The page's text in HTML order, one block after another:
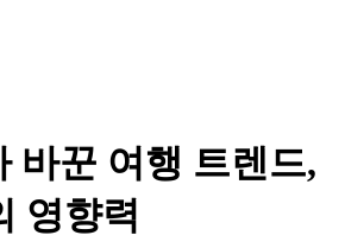
바꾼 여행 트렌드,
영향력